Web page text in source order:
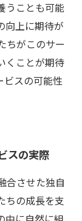
うことも可能
向上に期待が
ちがこのサー
くことが期待
ビスの可能性
スの実際
合させた独自
ちの成長を支